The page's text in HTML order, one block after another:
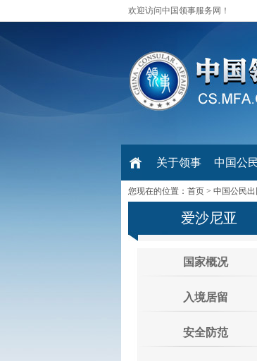
欢迎访问中国领事服务网！
关于领事 中国公
您现在的位置： 首页 > 中国公民出
爱沙尼亚
国家概况
入境居留
安全防范